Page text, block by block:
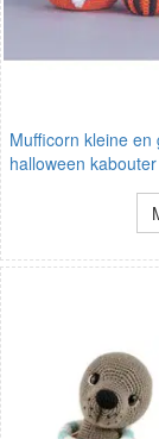
Mufficorn kleine en
halloween kabouter